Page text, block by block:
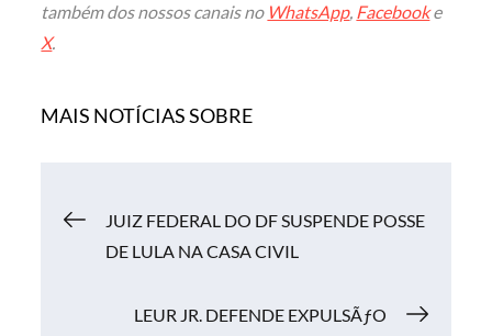
também dos nossos canais no WhatsApp, Facebooke
X.
MAIS NOTÍCIAS SOBRE
Navegação
JUIZ FEDERAL DO DF SUSPENDE POSSE
DE LULA NA CASA CIVIL
LEUR JR. DEFENDE EXPULSÃƒO